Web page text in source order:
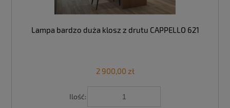
Lampa bardzo duża klosz z drutu CAPPELLO 621
2 900,00 zł
Ilość: